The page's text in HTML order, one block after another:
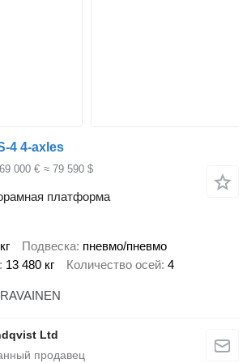
4 4-axles
69 000 € ≈ 79 590 $
платформа
Подвеска пневмо/пневмо
13 480 кг Количество осей 4
Ltd